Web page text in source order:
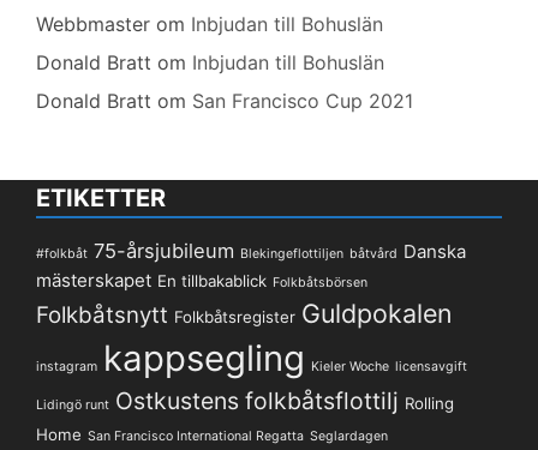
Webbmaster om Inbjudan till Bohuslän
Donald Bratt om Inbjudan till Bohuslän
Donald Bratt om San Francisco Cup 2021
ETIKETTER
#folkbåt 75-årsjubileum Blekingeflottiljen båtvård Danska
mästerskapet En tillbakablick Folkbåtsbörsen
Folkbåtsnytt Folkbåtsregister Guldpokalen
instagram kappsegling Kieler Woche licensavgift
Lidingö runt Ostkustens folkbåtsflottilj Rolling
Home San Francisco International Regatta Seglardagen